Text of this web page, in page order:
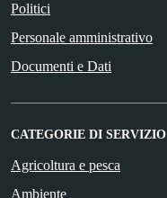
Politici
Personale amministrativo
Documenti e Dati
CATEGORIE DI SERVIZIO
Agricoltura e pesca
Ambiente